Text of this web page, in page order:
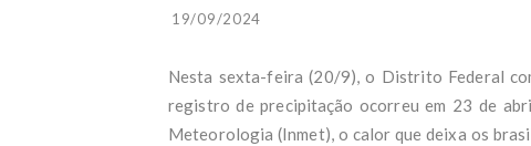
19/09/2024
Nesta sexta-feira (20/9), o Distrito Federal
registro de precipitação ocorreu em 23 de
Meteorologia (Inmet), o calor que deixa os